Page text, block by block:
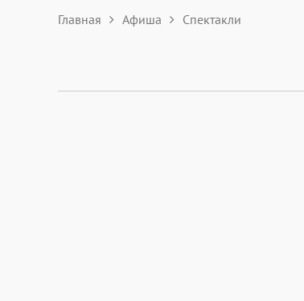
Главная Афиша Спектакли